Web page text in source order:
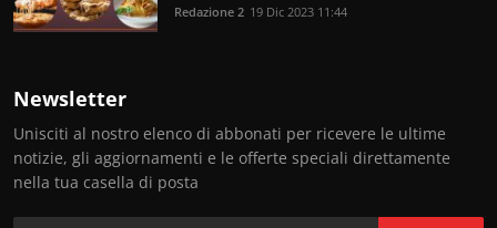
Redazione 2 19 Dic 2023 11:44
Newsletter
Unisciti al nostro elenco di abbonati per ricevere le ultime
notizie, gli aggiornamenti e le offerte speciali direttamente
nella tua casella di posta